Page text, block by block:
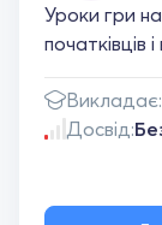
Уроки гри
початківців
Викладає:
Досвід: